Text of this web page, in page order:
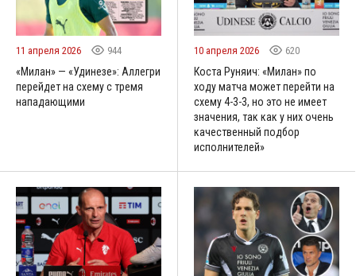
11 апреля 2026 944
«Милан» — «Удинезе»: Аллегри
перейдет на схему с тремя
нападающими
10 апреля 2026 620
Коста Руняич: «Милан» по
ходу матча может перейти на
схему 4-3-3, но это не имеет
значения, так как у них очень
качественный подбор
исполнителей»